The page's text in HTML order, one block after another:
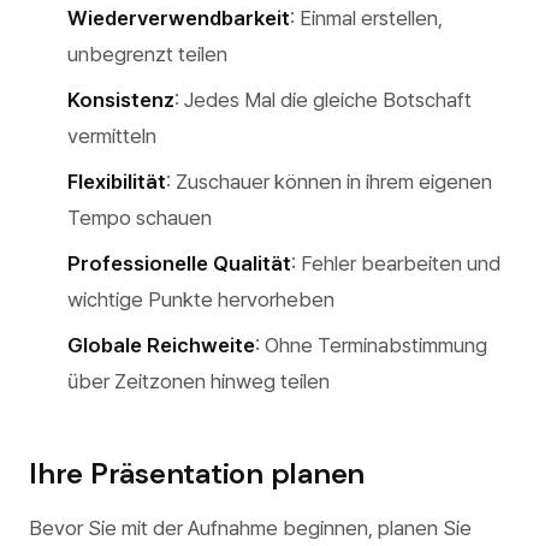
Wiederverwendbarkeit: Einmal erstellen,
unbegrenzt teilen
Konsistenz: Jedes Mal die gleiche Botschaft
vermitteln
Flexibilität: Zuschauer können in ihrem eigenen
Tempo schauen
Professionelle Qualität: Fehler bearbeiten und
wichtige Punkte hervorheben
Globale Reichweite: Ohne Terminabstimmung
über Zeitzonen hinweg teilen
Ihre Präsentation planen
Bevor Sie mit der Aufnahme beginnen, planen Sie